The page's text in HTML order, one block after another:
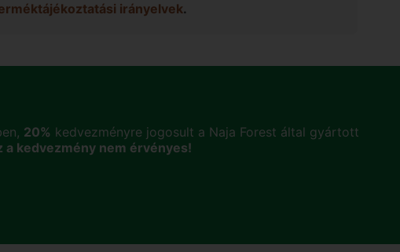
irányelvek.
20% kedvezményre jogosult a Naja Forest által gyártott
kedvezmény nem érvényes!